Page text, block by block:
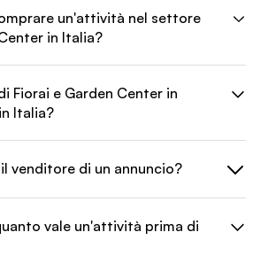
un'attività nel settore
in Italia?
Fiorai e Garden Center in
Italia?
venditore di un annuncio?
vale un'attività prima di